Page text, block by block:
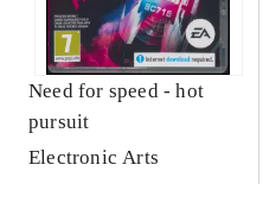
Need for speed - hot
pursuit
Electronic Arts